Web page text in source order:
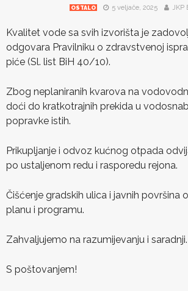
OSTALO 5 veljače, 2025 JKP
Kvalitet vode sa svih izvorišta je
odgovara Pravilniku o zdravstvenoj
piće (Sl. list BiH 40/10).
Zbog neplaniranih kvarova na
doći do kratkotrajnih prekida u
popravke istih.
Prikupljanje i odvoz kućnog otpada
po ustaljenom redu i rasporedu rejona.
Čišćenje gradskih ulica i javnih površina
planu i programu.
Zahvaljujemo na razumijevanju i saradnji.
S poštovanjem!